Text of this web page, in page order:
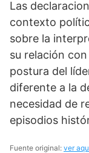
Las
contexto
sobre la
su relación
postura del
diferente a la
necesidad de
episodios
Fuente original: ver